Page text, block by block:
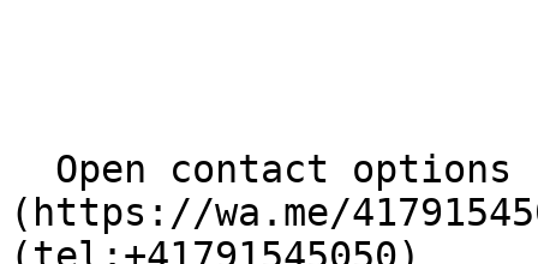
(https://wa.me/